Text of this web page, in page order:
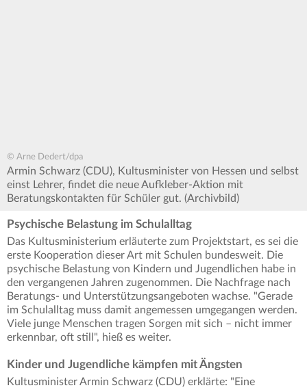
© Arne Dedert/dpa
Armin Schwarz (CDU), Kultusminister von Hessen und selbst
einst Lehrer, findet die neue Aufkleber-Aktion mit
Beratungskontakten für Schüler gut. (Archivbild)
Psychische Belastung im Schulalltag
Das Kultusministerium erläuterte zum Projektstart, es sei die
erste Kooperation dieser Art mit Schulen bundesweit. Die
psychische Belastung von Kindern und Jugendlichen habe in
den vergangenen Jahren zugenommen. Die Nachfrage nach
Beratungs- und Unterstützungsangeboten wachse. "Gerade
im Schulalltag muss damit angemessen umgegangen werden.
Viele junge Menschen tragen Sorgen mit sich – nicht immer
erkennbar, oft still", hieß es weiter.
Kinder und Jugendliche kämpfen mit Ängsten
Kultusminister Armin Schwarz (CDU) erklärte: "Eine